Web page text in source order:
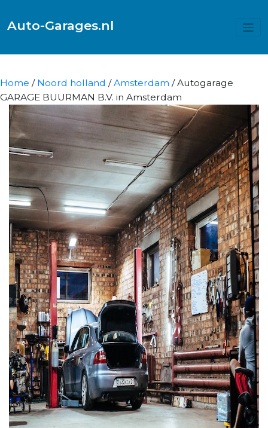
Auto-Garages.nl
Home / Noord holland /Amsterdam / Autogarage
GARAGE BUURMAN B.V. in Amsterdam